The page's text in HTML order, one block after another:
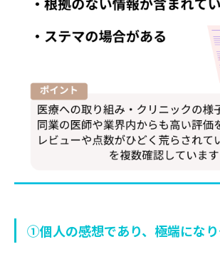
①個人の感想であり、極端にな